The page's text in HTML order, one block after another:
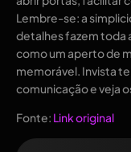
Lembre-se: a
detalhes fazem toda
como um aperto de
memorável. Invista
comunicação e veja
Fonte: Link original